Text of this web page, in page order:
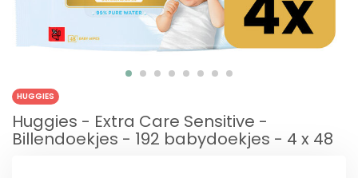
HUGGIES
Huggies - Extra Care Sensitive -
Billendoekjes - 192 babydoekjes - 4 x 48